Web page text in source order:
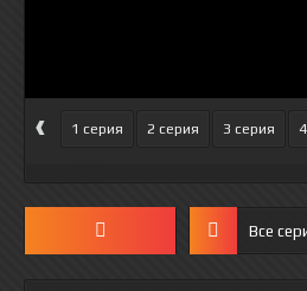
‹ 1 серия 2 серия 3 серия
Все